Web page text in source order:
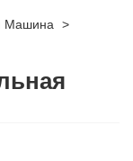
Машина >